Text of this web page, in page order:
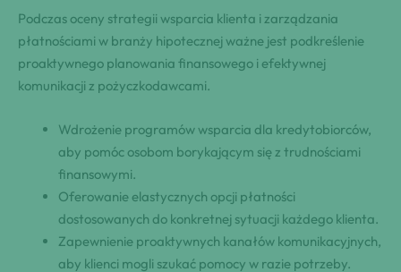
Podczas oceny strategii wsparcia klienta i zarządzania
płatnościami w branży hipotecznej ważne jest podkreślenie
proaktywnego planowania finansowego i efektywnej
komunikacji z pożyczkodawcami.
Wdrożenie programów wsparcia dla kredytobiorców,
aby pomóc osobom borykającym się z trudnościami
finansowymi.
Oferowanie elastycznych opcji płatności
dostosowanych do konkretnej sytuacji każdego klienta.
Zapewnienie proaktywnych kanałów komunikacyjnych,
aby klienci mogli szukać pomocy w razie potrzeby.